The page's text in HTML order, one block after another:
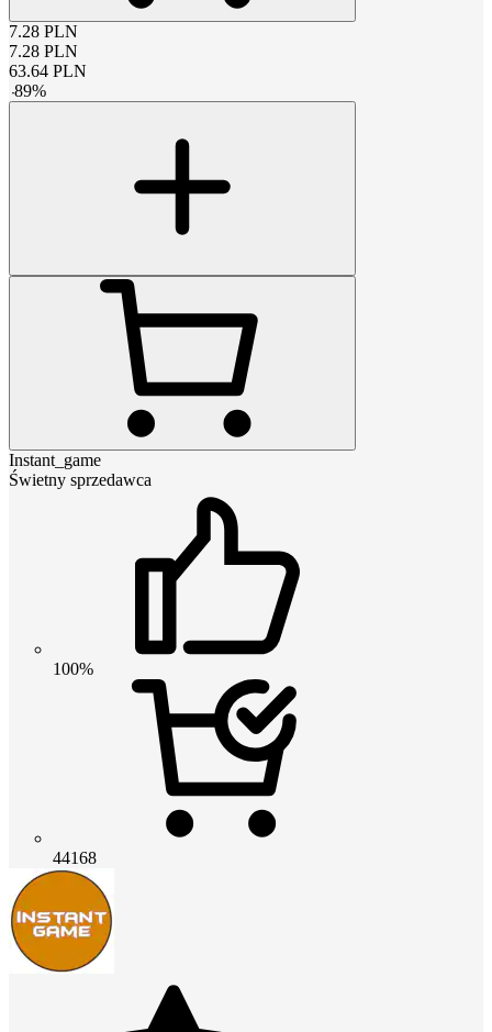
7.28 PLN
7.28 PLN
63.64 PLN
-89%
Instant_game
Świetny sprzedawca
100%
44168